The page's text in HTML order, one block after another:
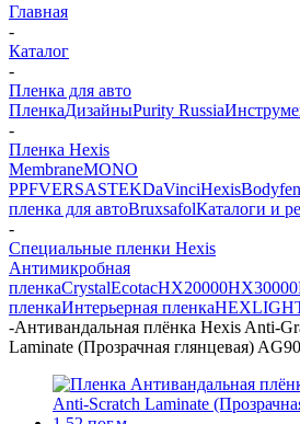
Главная
-
Каталог
-
Пленка для авто
ПленкаДизайныPurity Russia
-
Пленка Hexis
MembraneMONO
PPFVERSASTEKDaVinciHexis
пленка для автоBruxsafolКаталоги и
-
Специальные пленки Hexis
Антимикробная
пленкаCrystalEcotacHX20000HX30000
пленкаИнтерьерная пленка
-Антивандальная плёнка Hexis Anti-
Laminate (Прозрачная глянцевая)